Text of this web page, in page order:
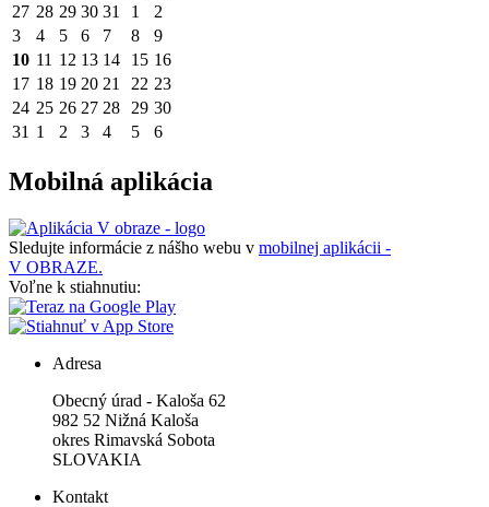
27 28 29 30 31 1
2
3
4 5 6 7 8
9
10 11 12 13 14 15 16
17 18 19 20 21 22 23
24 25 26 27 28 29 30
31 1 2 3 4 5 6
Mobilná aplikácia
Sledujte informácie z nášho webu v mobilnej aplikácii -
V OBRAZE.
Voľne k stiahnutiu:
Adresa
Obecný úrad - Kaloša 62
982 52 Nižná Kaloša
okres Rimavská Sobota
SLOVAKIA
Kontakt